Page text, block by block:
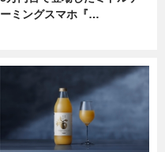
ーミングスマホ『…